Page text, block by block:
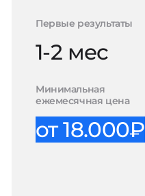
Первые результаты
1-2 мес
Минимальная
ежемесячная цена
от 18.000₽